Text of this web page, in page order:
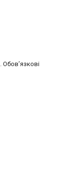
Обов’язкові